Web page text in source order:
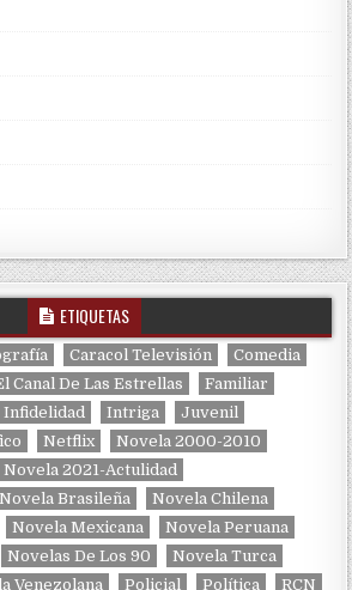
ETIQUETAS
Caracol Televisión
Comedia
Canal De Las Estrellas
Familiar
Infidelidad Intriga
Juvenil
Netflix
Novela 2000-2010
Novela 2021-Actulidad
Novela Brasileña
Novela Chilena
Novela Mexicana
Novela Peruana
Novelas De Los 90
Novela Turca
Venezolana Policial Política RCN